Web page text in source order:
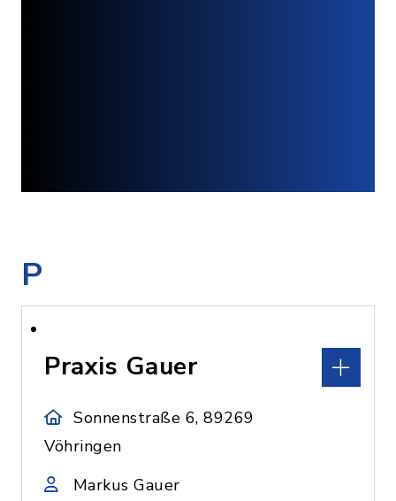
P
Praxis Gauer
Sonnenstraße 6, 89269
Vöhringen
Markus Gauer